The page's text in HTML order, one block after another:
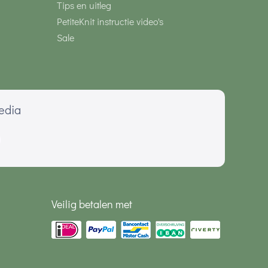
Tips en uitleg
PetiteKnit instructie video's
Sale
Veilig betalen met